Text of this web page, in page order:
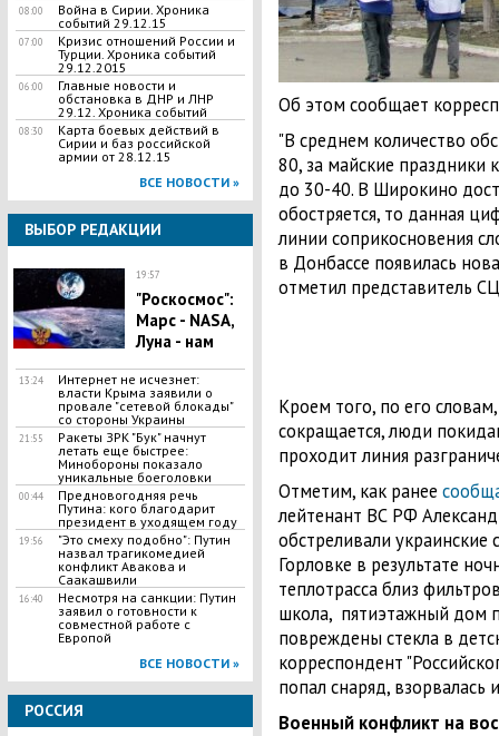
08:00
Война в Сирии. Хроника
событий 29.12.15
07:00
Кризис отношений России и
Турции. Хроника событий
29.12.2015
06:00
Главные новости и
обстановка в ДНР и ЛНР
29.12. Хроника событий
08:30
Карта боевых действий в
Сирии и баз российской
армии от 28.12.15
ВСЕ НОВОСТИ »
ВЫБОР РЕДАКЦИИ
19:57
"Роскосмос":
Марс - NASA,
Луна - нам
13:24
Интернет не исчезнет:
власти Крыма заявили о
провале "сетевой блокады"
со стороны Украины
21:55
Ракеты ЗРК "Бук" начнут
летать еще быстрее:
Минобороны показало
уникальные боеголовки
00:44
Предновогодняя речь
Путина: кого благодарит
президент в уходящем году
19:56
"Это смеху подобно": Путин
назвал трагикомедией
конфликт Авакова и
Саакашвили
16:40
Несмотря на санкции: Путин
заявил о готовности к
совместной работе с
Европой
ВСЕ НОВОСТИ »
РОССИЯ
Об этом сообщает
"В среднем количество
80, за майские праздники
до 30-40. В Широкино
обостряется, то данная
линии соприкосновения
в Донбассе появилась
отметил представитель
Кроем того, по его
сокращается, люди
проходит линия
Отметим, как ранее
лейтенант ВС РФ
обстреливали украинские
Горловке в результате
теплотрасса близ
школа, пятиэтажный дом
повреждены стекла в
корреспондент
попал снаряд, взорвалась
Военный конфликт на